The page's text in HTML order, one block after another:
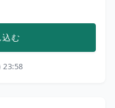
込む
23:58